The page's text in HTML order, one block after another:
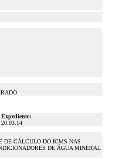
Expediente:
20.03.14
DE CÁLCULO DO ICMS NAS
DE ÁGUA MINERAL